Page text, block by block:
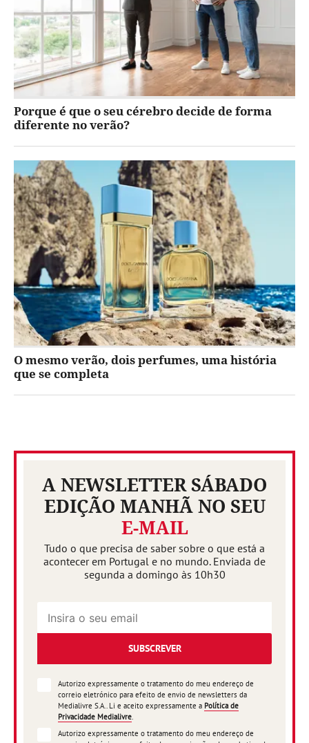
Porque é que o seu cérebro decide de forma
diferente no verão?
O mesmo verão, dois perfumes, uma história
que se completa
A NEWSLETTER SÁBADO
EDIÇÃO MANHÃ NO SEU
E-MAIL
Tudo o que precisa de saber sobre o que está a
acontecer em Portugal e no mundo. Enviada de
segunda a domingo às 10h30
SUBSCREVER
Autorizo expressamente o tratamento do meu endereço de
correio eletrónico para efeito de envio de newsletters da
Medialivre S.A.. Li e aceito expressamente a Política de
Privacidade Medialivre.
Autorizo expressamente o tratamento do meu endereço de